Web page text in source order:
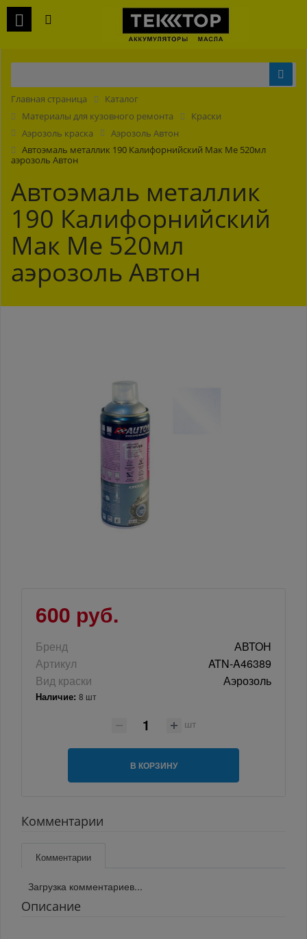
Главная страница
Каталог
Материалы для кузовного ремонта
Краски
Аэрозоль краска
Аэрозоль Автон
Автоэмаль металлик 190 Калифорнийский Мак Ме 520мл
аэрозоль Автон
Автоэмаль металлик
190 Калифорнийский
Мак Ме 520мл
аэрозоль Автон
600 руб.
Бренд
АВТОН
Артикул
ATN-A46389
Вид краски
Аэрозоль
Наличие: 8 шт
шт
В КОРЗИНУ
Комментарии
Комментарии
Загрузка комментариев...
Описание